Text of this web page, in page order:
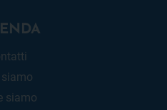
siamo